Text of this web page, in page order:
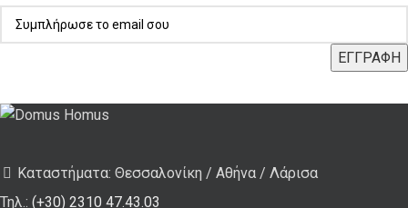
Καταστήματα: Θεσσαλονίκη / Αθήνα / Λάρισα
Τηλ.: (+30) 2310 47.43.03